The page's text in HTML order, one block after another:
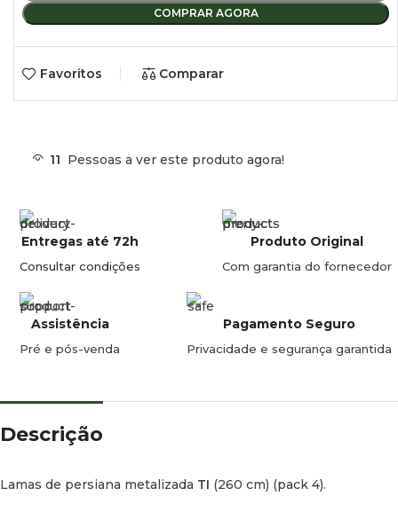
Dimensões
Puxador de persiana TI (85 cm)
Formato:
Altura do puxador:
Material:Plástico.
Guias de instalação
Guia reta (260 cm):
COMPRAR AGORA
Favoritos Comparar
11 Pessoas a ver este produto agora!
Entregas até 72h
Consultar condições
Produto Original
Com garantia do fornecedor
Assistência
Pré e pós-venda
Pagamento Seguro
Privacidade e segurança garantida
Descrição
Lamas de persiana metalizada TI (260 cm) (pack 4).